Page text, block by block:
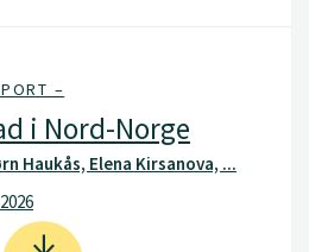
–
i Nord-Norge
Haukås, Elena Kirsanova, ...